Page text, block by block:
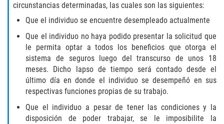
Delitos de Conducción
Conducir con una licencia suspendida
Evadir a un Oficial de Policía
Homicidio Vehicular
Robo de Auto
circunstancias determinadas, las cuales son las siguientes:
Que el individuo se encuentre desempleado actualmente
Que el individuo no haya podido presentar la solicitud que
le permita optar a todos los beneficios que otorga el
sistema de seguros luego del transcurso de unos 18
meses. Dicho lapso de tiempo será contado desde el
último día en donde el individuo se desempeñó en sus
respectivas funciones propias de su trabajo.
Que el individuo a pesar de tener las condiciones y la
disposición de poder trabajar, se le imposibilite la